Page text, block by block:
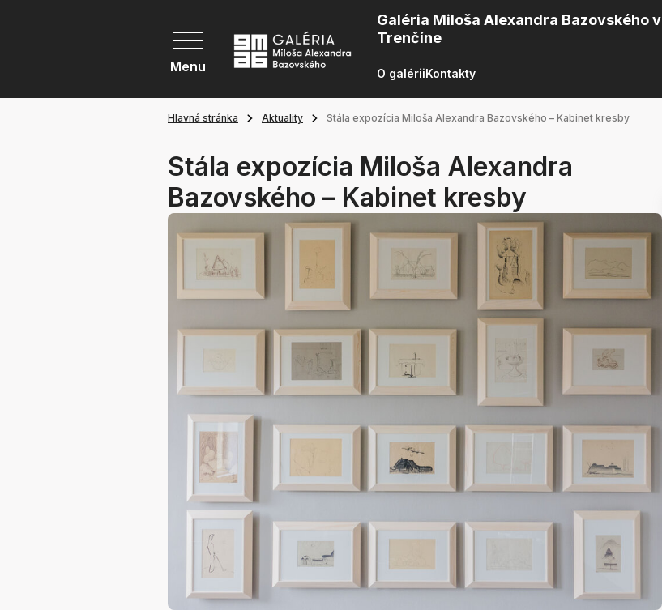
Menu
Galéria Miloša Alexandra Bazovského v
Trenčíne
O galériiKontakty
Hlavná stránka Aktuality Stála expozícia Miloša Alexandra Bazovského – Kabinet kresby
Stála expozícia Miloša Alexandra
Bazovského – Kabinet kresby